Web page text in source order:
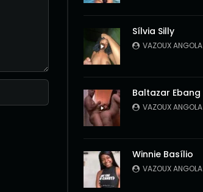
Sílvia Silly
VAZOUX ANGOLA
Baltazar Ebang
VAZOUX ANGOLA
Winnie Basílio
VAZOUX ANGOLA